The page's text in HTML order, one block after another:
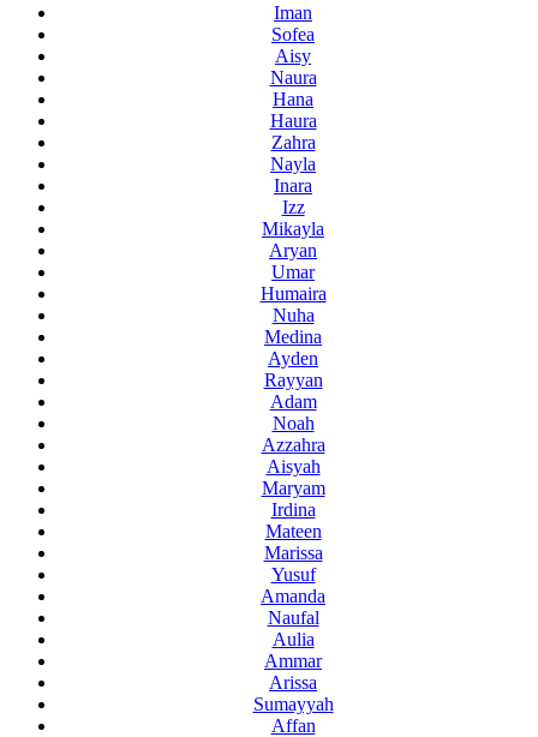
Iman
Sofea
Aisy
Naura
Hana
Haura
Zahra
Nayla
Inara
Izz
Mikayla
Aryan
Umar
Humaira
Nuha
Medina
Ayden
Rayyan
Adam
Noah
Azzahra
Aisyah
Maryam
Irdina
Mateen
Marissa
Yusuf
Amanda
Naufal
Aulia
Ammar
Arissa
Sumayyah
Affan